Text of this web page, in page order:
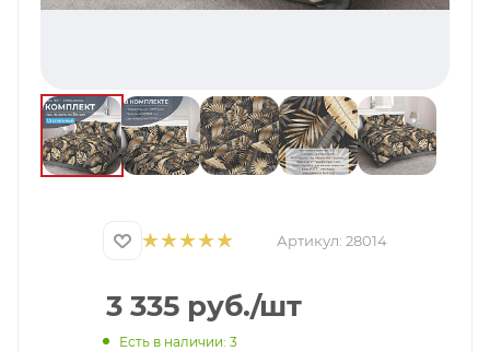
Артикул: 28014
3 335 руб./шт
Есть в наличии: 3